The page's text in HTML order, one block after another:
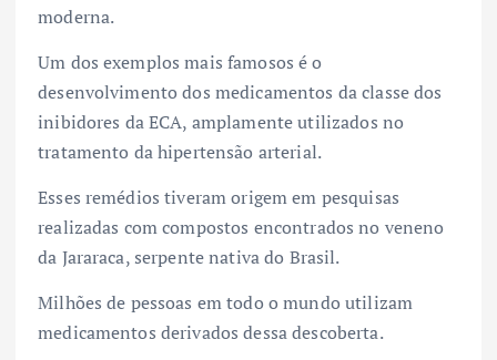
moderna.
Um dos exemplos mais famosos é o
desenvolvimento dos medicamentos da classe dos
inibidores da ECA, amplamente utilizados no
tratamento da hipertensão arterial.
Esses remédios tiveram origem em pesquisas
realizadas com compostos encontrados no veneno
da Jararaca, serpente nativa do Brasil.
Milhões de pessoas em todo o mundo utilizam
medicamentos derivados dessa descoberta.